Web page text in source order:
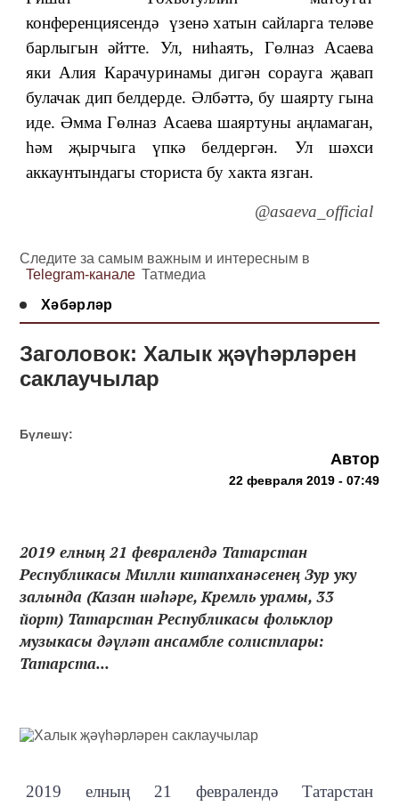
конференциясендә үзенә хатын сайларга теләве
барлыгын әйтте. Ул, ниһаять, Гөлназ Асаева
яки Алия Карачуринамы дигән сорауга җавап
булачак дип белдерде. Әлбәттә, бу шаярту гына
иде. Әмма Гөлназ Асаева шаяртуны аңламаган,
һәм җырчыга үпкә белдергән. Ул шәхси
аккаунтындагы сториста бу хакта язган.
@asaeva_official
Следите за самым важным и интересным в
Telegram-канале Татмедиа
Хәбәрләр
Заголовок: Халык җәүһәрләрен
саклаучылар
Бүлешү:
Автор
22 февраля 2019 - 07:49
2019 елның 21 февралендә Татарстан
Республикасы Милли китапханәсенең Зур уку
залында (Казан шәһәре, Кремль урамы, 33
йорт) Татарстан Республикасы фольклор
музыкасы дәүләт ансамбле солистлары:
Татарста...
2019 елның 21 февралендә Татарстан